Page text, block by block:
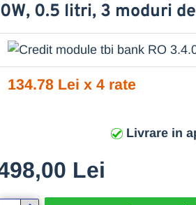
0.5 litri, 3 moduri
Lei
134.78 Lei x 4 rate
Livrare in